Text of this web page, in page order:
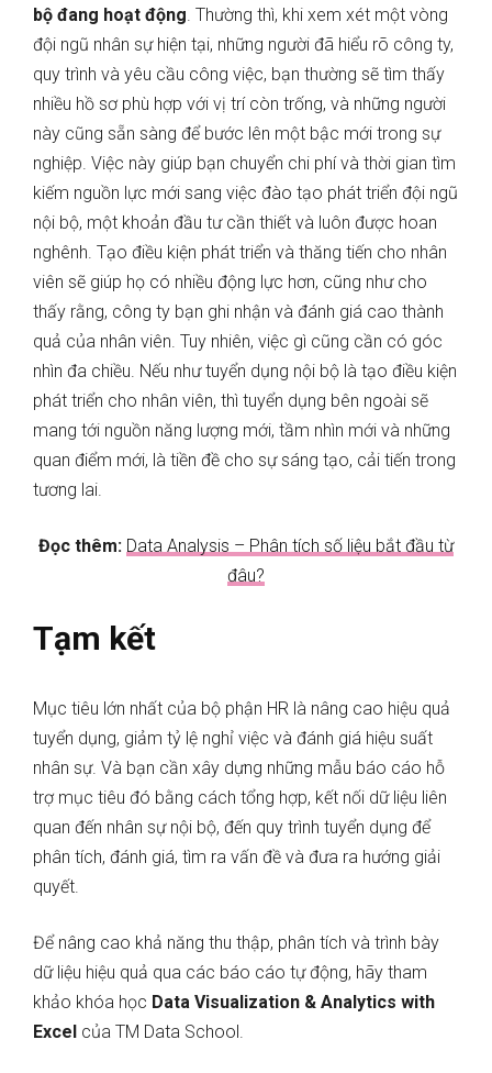
bộ đang hoạt động. Thường thì, khi xem xét một vòng
đội ngũ nhân sự hiện tại, những người đã hiểu rõ công ty,
quy trình và yêu cầu công việc, bạn thường sẽ tìm thấy
nhiều hồ sơ phù hợp với vị trí còn trống, và những người
này cũng sẵn sàng để bước lên một bậc mới trong sự
nghiệp. Việc này giúp bạn chuyển chi phí và thời gian tìm
kiếm nguồn lực mới sang việc đào tạo phát triển đội ngũ
nội bộ, một khoản đầu tư cần thiết và luôn được hoan
nghênh. Tạo điều kiện phát triển và thăng tiến cho nhân
viên sẽ giúp họ có nhiều động lực hơn, cũng như cho
thấy rằng, công ty bạn ghi nhận và đánh giá cao thành
quả của nhân viên. Tuy nhiên, việc gì cũng cần có góc
nhìn đa chiều. Nếu như tuyển dụng nội bộ là tạo điều kiện
phát triển cho nhân viên, thì tuyển dụng bên ngoài sẽ
mang tới nguồn năng lượng mới, tầm nhìn mới và những
quan điểm mới, là tiền đề cho sự sáng tạo, cải tiến trong
tương lai.
Đọc thêm: Data Analysis – Phân tích số liệu bắt đầu từ
đâu?
Tạm kết
Mục tiêu lớn nhất của bộ phận HR là nâng cao hiệu quả
tuyển dụng, giảm tỷ lệ nghỉ việc và đánh giá hiệu suất
nhân sự. Và bạn cần xây dựng những mẫu báo cáo hỗ
trợ mục tiêu đó bằng cách tổng hợp, kết nối dữ liệu liên
quan đến nhân sự nội bộ, đến quy trình tuyển dụng để
phân tích, đánh giá, tìm ra vấn đề và đưa ra hướng giải
quyết.
Để nâng cao khả năng thu thập, phân tích và trình bày
dữ liệu hiệu quả qua các báo cáo tự động, hãy tham
khảo khóa học Data Visualization & Analytics with
Excel của TM Data School.